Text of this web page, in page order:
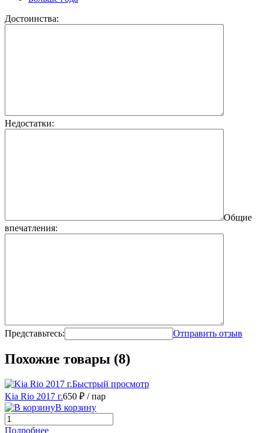
Достоинства:
Недостатки:
Общие
впечатления:
Представьтесь: Отправить отзыв
Похожие товары (8)
Быстрый просмотр
Kia Rio 2017 г.650 ₽ / пар
В корзину
Подробнее